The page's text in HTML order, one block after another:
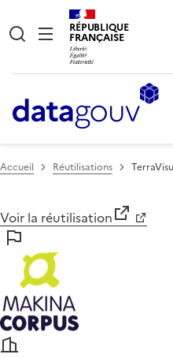
RÉPUBLIQUE
FRANÇAISE
Accueil Réutilisations
Voir la réutilisation